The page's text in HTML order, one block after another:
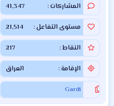
المشاركات 41,347
مستوى التفاعل 21,514
النقاط 217
الإقامة العراق
Gardi